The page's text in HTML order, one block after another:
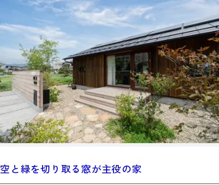
空と緑を切り取る窓が主役の家